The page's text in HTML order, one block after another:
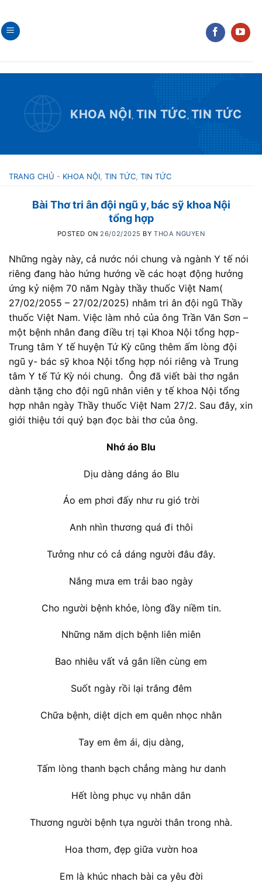
to
content
KHOA NỘI, TIN TỨC , TIN TỨC
TRANG CHỦ - KHOA NỘI TIN TỨC TIN TỨC
Bài Thơ tri ân đội ngũ y, bác sỹ khoa Nội
tổng hợp
POSTED ON26/02/2025 BYTHOA NGUYEN
Những ngày này, cả nước nói chung và ngành Y tế nói
riêng đang hào hứng hướng về các hoạt động hưởng
ứng kỷ niệm 70 năm Ngày thầy thuốc Việt Nam(
27/02/2055 – 27/02/2025) nhằm tri ân đội ngũ Thầy
thuốc Việt Nam. Việc làm nhỏ của ông Trần Văn Sơn –
một bệnh nhân đang điều trị tại Khoa Nội tổng hợp-
Trung tâm Y tế huyện Tứ Kỳ cũng thêm ấm lòng đội
ngũ y- bác sỹ khoa Nội tổng hợp nói riêng và Trung
tâm Y tế Tứ Kỳ nói chung. Ông đã viết bài thơ ngắn
dành tặng cho đội ngũ nhân viên y tế khoa Nội tổng
hợp nhân ngày Thầy thuốc Việt Nam 27/2. Sau đây, xin
giới thiệu tới quý bạn đọc bài thơ của ông.
Nhớ áo Blu
Dịu dàng dáng áo Blu
Áo em phơi đấy như ru gió trời
Anh nhìn thương quá đi thôi
Tưởng như có cả dáng người đâu đây.
Nắng mưa em trải bao ngày
Cho người bệnh khỏe, lòng đầy niềm tin.
Những năm dịch bệnh liên miên
Bao nhiêu vất vả gắn liền cùng em
Suốt ngày rồi lại trắng đêm
Chữa bệnh, diệt dịch em quên nhọc nhằn
Tay em êm ái, dịu dàng,
Tấm lòng thanh bạch chẳng màng hư danh
Hết lòng phục vụ nhân dân
Thương người bệnh tựa người thân trong nhà.
Hoa thơm, đẹp giữa vườn hoa
Em là khúc nhach bài ca yêu đời